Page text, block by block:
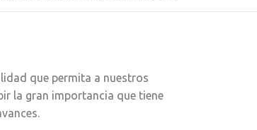
que permita a nuestros
la gran importancia que tiene